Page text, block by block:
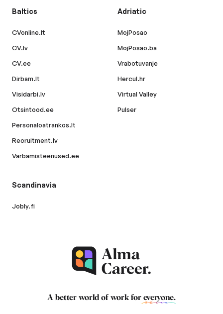
Baltics
CVonline.lt
CV.lv
CV.ee
Dirbam.lt
Visidarbi.lv
Otsintood.ee
Personaloatrankos.lt
Recruitment.lv
Varbamisteenused.ee
Adriatic
MojPosao
MojPosao.ba
Vrabotuvanje
Hercul.hr
Virtual Valley
Pulser
Scandinavia
Jobly.fi
A better world of work for everyone.